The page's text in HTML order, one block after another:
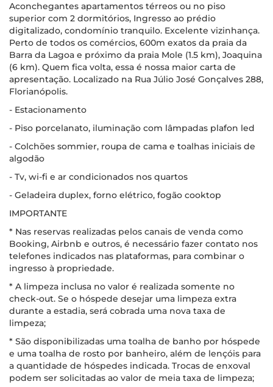
Aconchegantes apartamentos térreos ou no piso
superior com 2 dormitórios, Ingresso ao prédio
digitalizado, condomínio tranquilo. Excelente vizinhança.
Perto de todos os comércios, 600m exatos da praia da
Barra da Lagoa e próximo da praia Mole (1.5 km), Joaquina
(6 km). Quem fica volta, essa é nossa maior carta de
apresentação. Localizado na Rua Júlio José Gonçalves 288,
Florianópolis.
- Estacionamento
- Piso porcelanato, iluminação com lâmpadas plafon led
- Colchões sommier, roupa de cama e toalhas iniciais de
algodão
- Tv, wi-fi e ar condicionados nos quartos
- Geladeira duplex, forno elétrico, fogão cooktop
IMPORTANTE
* Nas reservas realizadas pelos canais de venda como
Booking, Airbnb e outros, é necessário fazer contato nos
telefones indicados nas plataformas, para combinar o
ingresso à propriedade.
* A limpeza inclusa no valor é realizada somente no
check-out. Se o hóspede desejar uma limpeza extra
durante a estadia, será cobrada uma nova taxa de
limpeza;
* São disponibilizadas uma toalha de banho por hóspede
e uma toalha de rosto por banheiro, além de lençóis para
a quantidade de hóspedes indicada. Trocas de enxoval
podem ser solicitadas ao valor de meia taxa de limpeza;